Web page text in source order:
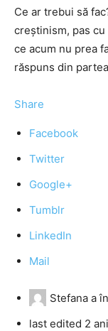
Ce ar trebui să
creştinism, pas
ce acum nu prea
răspuns din
Share
Facebook
Twitter
Google+
Tumblr
LinkedIn
Mail
Stefana a
last edited 2